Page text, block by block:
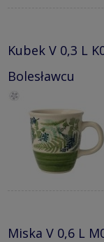
Kubek V 0,3 L
Bolesławcu
Miska V 0,6 L